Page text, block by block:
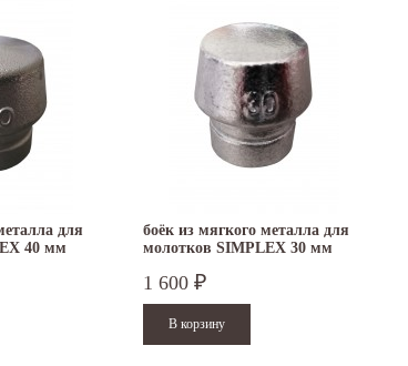
для
40 мм
боёк из мягкого металла для
молотков SIMPLEX 30 мм
1 600 ₽